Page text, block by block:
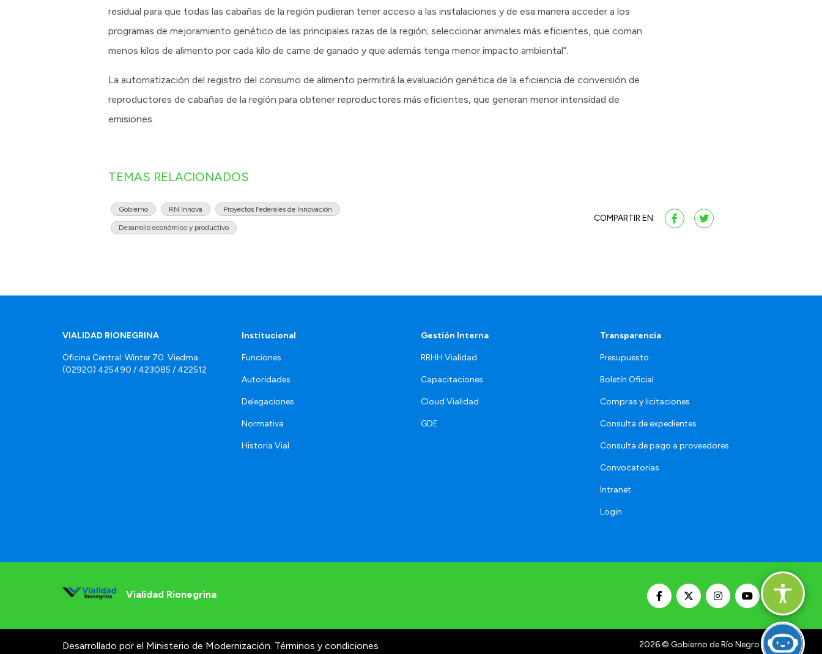
residual para que todas las cabañas de la región pudieran tener acceso a las instalaciones y de esa manera acceder a los
programas de mejoramiento genético de las principales razas de la región; seleccionar animales más eficientes, que coman
menos kilos de alimento por cada kilo de carne de ganado y que además tenga menor impacto ambiental”.
La automatización del registro del consumo de alimento permitirá la evaluación genética de la eficiencia de conversión de
reproductores de cabañas de la región para obtener reproductores más eficientes, que generan menor intensidad de
emisiones.
TEMAS RELACIONADOS
Gobierno RN Innova Proyectos Federales de Innovación
Desarrollo económico y productivo
COMPARTIR EN:
VIALIDAD RIONEGRINA
Oficina Central: Winter 70. Viedma.
(02920) 425490 / 423085 / 422512
Institucional
Funciones
Autoridades
Delegaciones
Normativa
Historia Vial
Gestión Interna
RRHH Vialidad
Capacitaciones
Cloud Vialidad
GDE
Transparencia
Presupuesto
Boletín Oficial
Compras y licitaciones
Consulta de expedientes
Consulta de pago a proveedores
Convocatorias
Intranet
Login
Vialidad Rionegrina
Desarrollado por el Ministerio de Modernización. Términos y condiciones 2026© Gobierno de Río Negro